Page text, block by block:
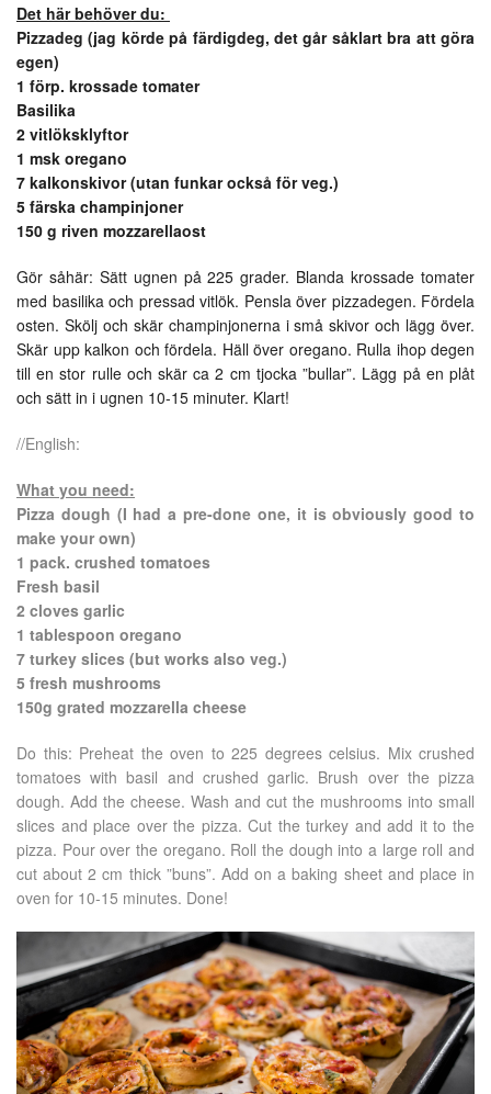
Det här behöver du:
Pizzadeg (jag körde på färdigdeg, det går såklart bra att göra
egen)
1 förp. krossade tomater
Basilika
2 vitlöksklyftor
1 msk oregano
7 kalkonskivor (utan funkar också för veg.)
5 färska champinjoner
150 g riven mozzarellaost
Gör såhär: Sätt ugnen på 225 grader. Blanda krossade tomater
med basilika och pressad vitlök. Pensla över pizzadegen. Fördela
osten. Skölj och skär champinjonerna i små skivor och lägg över.
Skär upp kalkon och fördela. Häll över oregano. Rulla ihop degen
till en stor rulle och skär ca 2 cm tjocka ”bullar”. Lägg på en plåt
och sätt in i ugnen 10-15 minuter. Klart!
//English:
What you need:
Pizza dough (I had a pre-done one, it is obviously good to
make your own)
1 pack. crushed tomatoes
Fresh basil
2 cloves garlic
1 tablespoon oregano
7 turkey slices (but works also veg.)
5 fresh mushrooms
150g grated mozzarella cheese
Do this: Preheat the oven to 225 degrees celsius. Mix crushed
tomatoes with basil and crushed garlic. Brush over the pizza
dough. Add the cheese. Wash and cut the mushrooms into small
slices and place over the pizza. Cut the turkey and add it to the
pizza. Pour over the oregano. Roll the dough into a large roll and
cut about 2 cm thick ”buns”. Add on a baking sheet and place in
oven for 10-15 minutes. Done!